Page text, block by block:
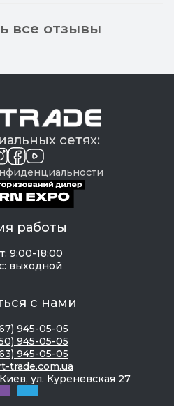
все отзывы
сетях:
работы
9:00-18:00
выходной
с нами
945-05-05
945-05-05
945-05-05
trade.com.ua
ул. Куреневская 27